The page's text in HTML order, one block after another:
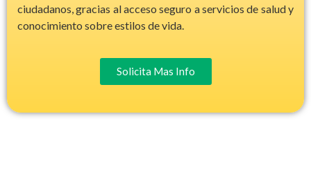
ciudadanos, gracias al acceso seguro a servicios de salud y
conocimiento sobre estilos de vida.
Solicita Mas Info